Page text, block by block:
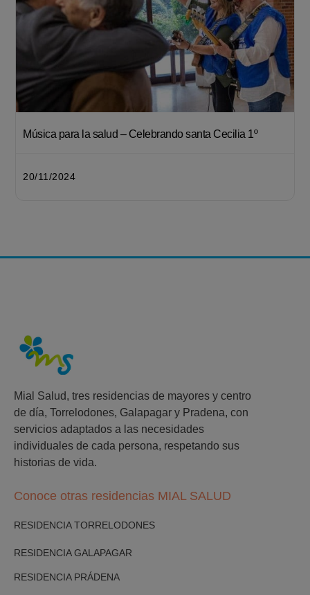
Música para la salud – Celebrando santa Cecilia 1º
20/11/2024
Mial Salud, tres residencias de mayores y centro
de día, Torrelodones, Galapagar y Pradena, con
servicios adaptados a las necesidades
individuales de cada persona, respetando sus
historias de vida.
Conoce otras residencias MIAL SALUD
RESIDENCIA TORRELODONES
RESIDENCIA GALAPAGAR
RESIDENCIA PRÁDENA